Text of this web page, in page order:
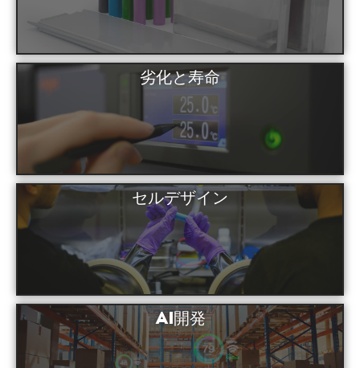
劣化と寿命
セルデザイン
AI開発